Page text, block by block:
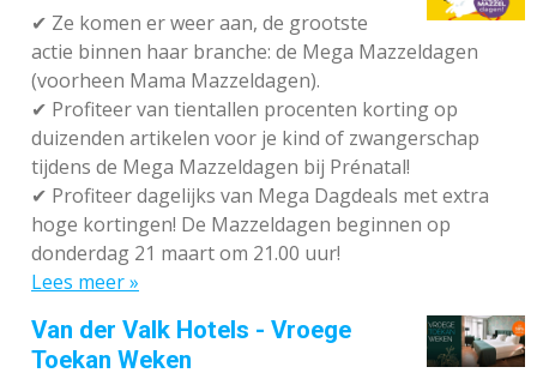
✔ Ze komen er weer aan, de grootste
actie binnen haar branche: de Mega Mazzeldagen
(voorheen Mama Mazzeldagen).
✔ Profiteer van tientallen procenten korting op
duizenden artikelen voor je kind of zwangerschap
tijdens de Mega Mazzeldagen bij Prénatal!
✔ Profiteer dagelijks van Mega Dagdeals met extra
hoge kortingen! De Mazzeldagen beginnen op
donderdag 21 maart om 21.00 uur!
Lees meer »
Van der Valk Hotels - Vroege
Toekan Weken